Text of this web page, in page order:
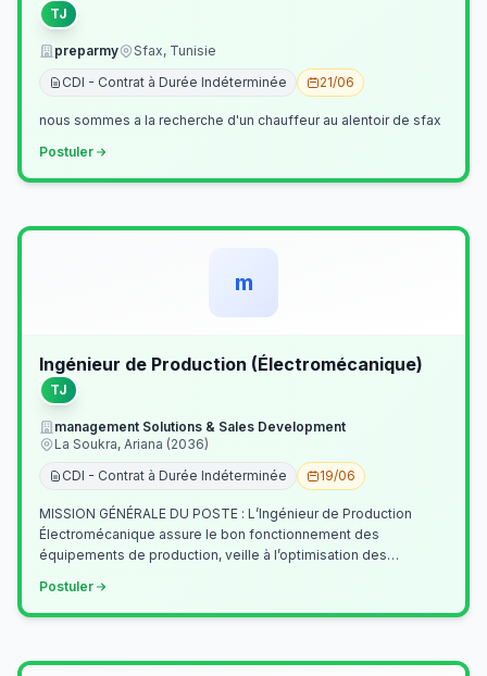
TJ
preparmy
Sfax, Tunisie
CDI - Contrat à Durée Indéterminée
21/06
nous sommes a la recherche d'un chauffeur au alentoir de sfax
Postuler
m
Ingénieur de Production (Électromécanique)
TJ
management Solutions & Sales Development
La Soukra, Ariana (2036)
CDI - Contrat à Durée Indéterminée
19/06
MISSION GÉNÉRALE DU POSTE : L’Ingénieur de Production
Électromécanique assure le bon fonctionnement des
équipements de production, veille à l’optimisation des
Postuler